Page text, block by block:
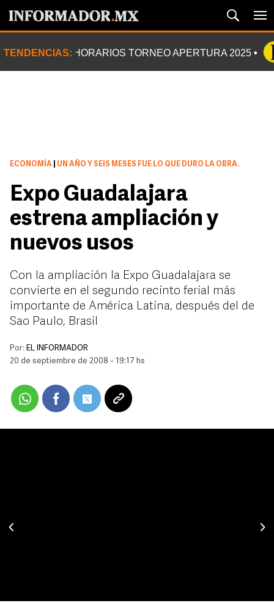
TENDENCIAS: HORARIOS TORNEO APERTURA 2025
ECONOMÍA UN AÑO Y SEIS MESES FUE LO QUE DURO LA OBRA.
Expo Guadalajara
estrena ampliación y
nuevos usos
Con la ampliación la Expo Guadalajara se
convierte en el segundo recinto ferial más
importante de América Latina, después del de
Sao Paulo, Brasil
Por: EL INFORMADOR
20 de septiembre de 2008 - 19:17 hs